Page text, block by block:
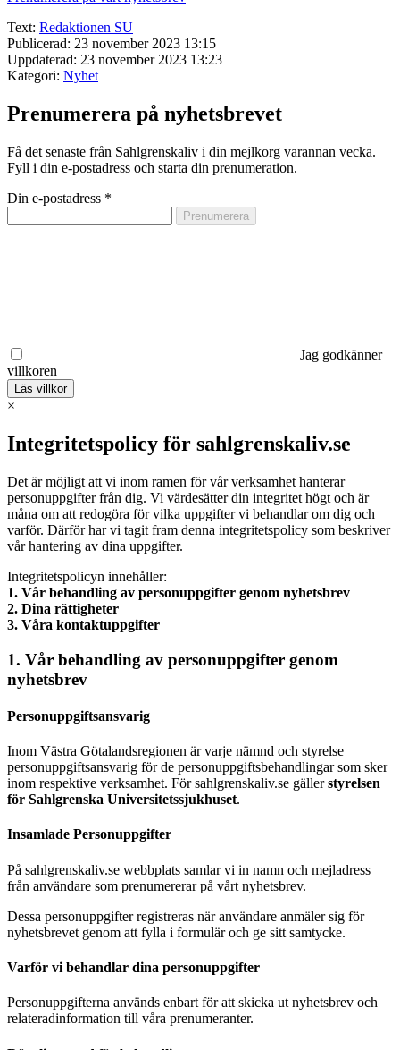
Text: Redaktionen SU
Publicerad: 23 november 2023 13:15
Uppdaterad: 23 november 2023 13:23
Kategori: Nyhet
Prenumerera på nyhetsbrevet
Få det senaste från Sahlgrenskaliv i din mejlkorg varannan vecka.
Fyll i din e-postadress och starta din prenumeration.
Din e-postadress *
Jag godkänner
villkoren
Läs villkor
×
Integritetspolicy för sahlgrenskaliv.se
Det är möjligt att vi inom ramen för vår verksamhet hanterar
personuppgifter från dig. Vi värdesätter din integritet högt och är
måna om att redogöra för vilka uppgifter vi behandlar om dig och
varför. Därför har vi tagit fram denna integritetspolicy som beskriver
vår hantering av dina uppgifter.
Integritetspolicyn innehåller:
1. Vår behandling av personuppgifter genom nyhetsbrev
2. Dina rättigheter
3. Våra kontaktuppgifter
1. Vår behandling av personuppgifter genom
nyhetsbrev
Personuppgiftsansvarig
Inom Västra Götalandsregionen är varje nämnd och styrelse
personuppgiftsansvarig för de personuppgiftsbehandlingar som sker
inom respektive verksamhet. För sahlgrenskaliv.se gällerstyrelsen
för Sahlgrenska Universitetssjukhuset.
Insamlade Personuppgifter
På sahlgrenskaliv.se webbplats samlar vi in namn och mejladress
från användare som prenumererar på vårt nyhetsbrev.
Dessa personuppgifter registreras när användare anmäler sig för
nyhetsbrevet genom att fylla i formulär och ge sitt samtycke.
Varför vi behandlar dina personuppgifter
Personuppgifterna används enbart för att skicka ut nyhetsbrev och
relateradinformation till våra prenumeranter.